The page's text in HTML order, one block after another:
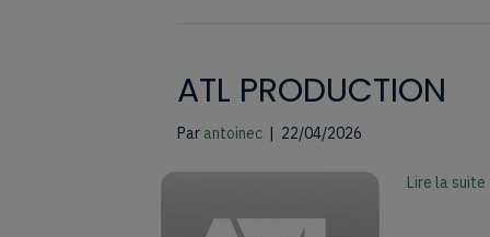
ATL PRODUCTION
Par antoinec | 22/04/2026
Lire la suite